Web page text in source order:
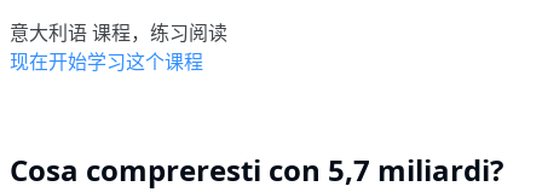
意大利语 课程，练习阅读
现在开始学习这个课程
Cosa compreresti con 5,7 miliardi?